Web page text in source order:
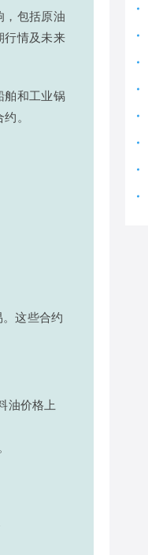
，包括原油
行情及未来
舶和工业锅
。
这些合约
油价格上